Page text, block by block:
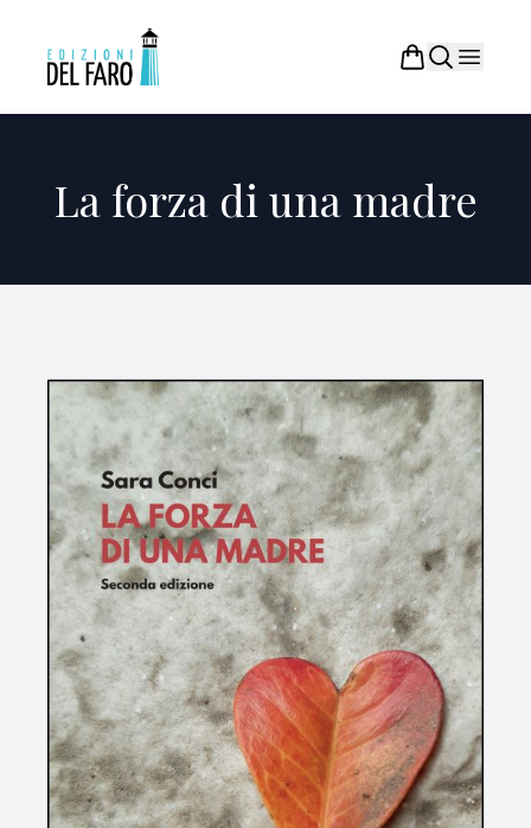
La forza di una madre